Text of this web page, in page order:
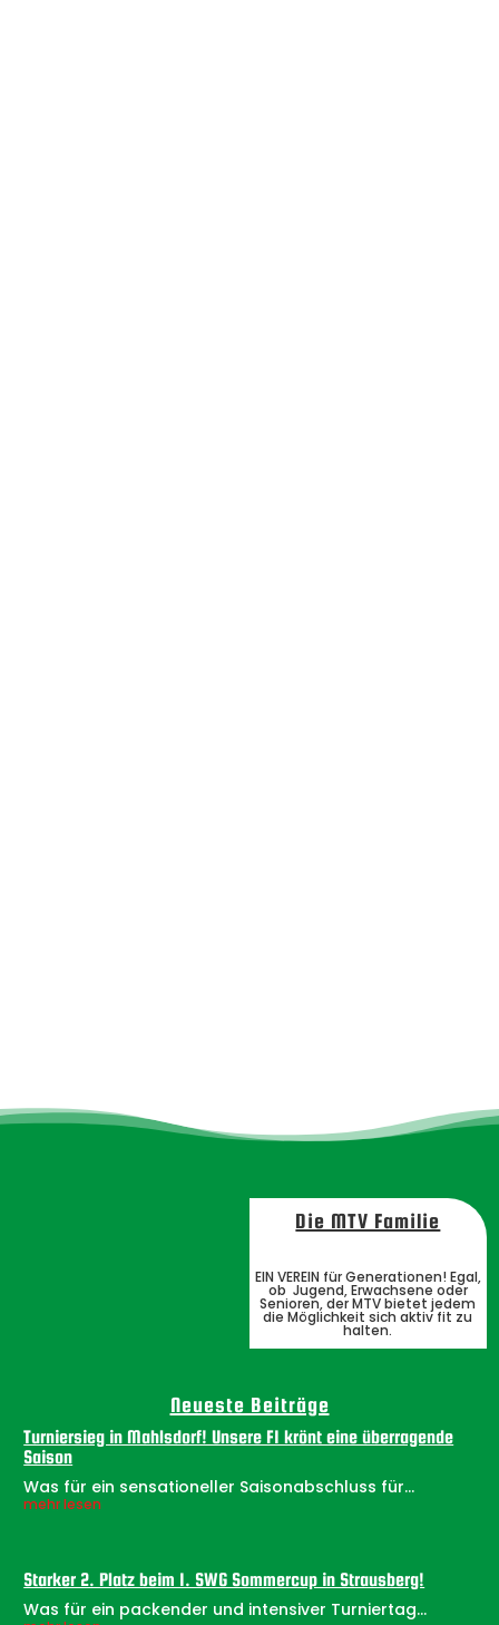
Die MTV Familie
EIN VEREIN für Generationen! Egal,
ob Jugend, Erwachsene oder
Senioren, der MTV bietet jedem
die Möglichkeit sich aktiv fit zu
halten.
Neueste Beiträge
Turniersieg in Mahlsdorf! Unsere F1 krönt eine überragende
Saison
Was für ein sensationeller Saisonabschluss für...
mehr lesen
Starker 2. Platz beim 1. SWG Sommercup in Strausberg!
Was für ein packender und intensiver Turniertag...